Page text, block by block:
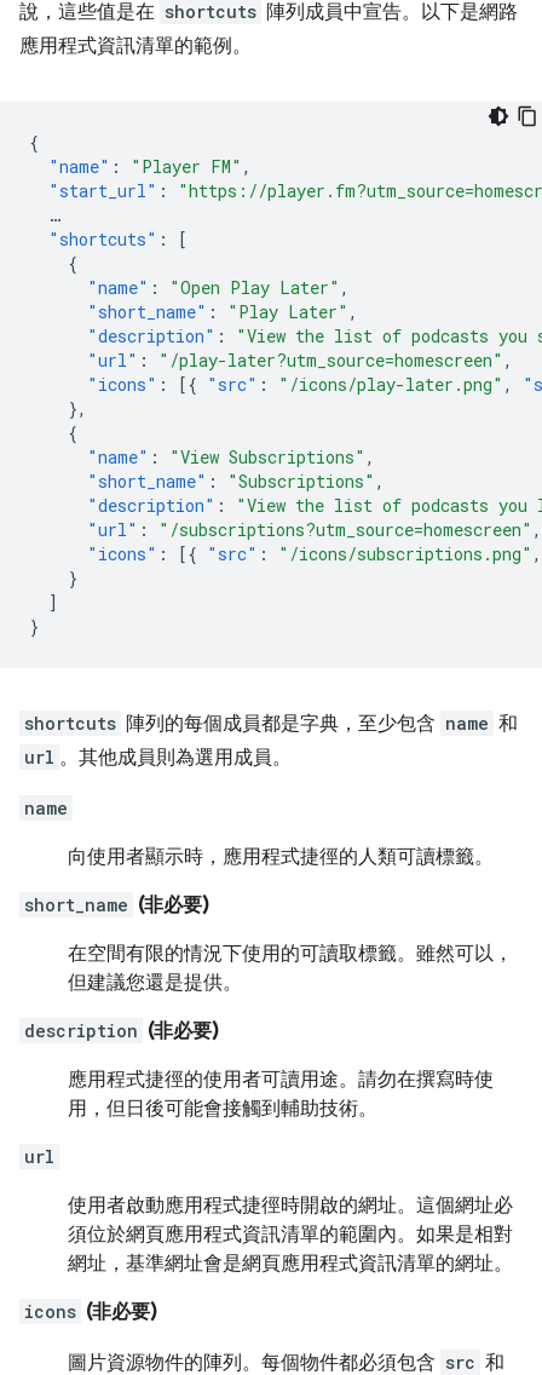
說，這些值是在 shortcuts 陣列成員中宣告。以下是網路
應用程式資訊清單的範例。
{
"name" : "Player FM" ,
"start_url" :
"https://
…
"shortcuts" :
[
{
"name" : "Open Play Later" ,
"short_name" : "Play Later" ,
"description" :
"View the list of podcasts you
"url" : "/play-later?utm_source=homescreen" ,
"icons" : [{ "src" : "/icons/play-later.png" ,
},
{
"name" : "View Subscriptions" ,
"short_name" : "Subscriptions" ,
"description" :
"View the list of podcasts
"url" : "/subscriptions?utm_source=homescreen" ,
"icons" : [{ "src" : "/icons/subscriptions.png" ,
}
]
}
shortcuts 陣列的每個成員都是字典，至少包含 name 和
url 。其他成員則為選用成員。
name
向使用者顯示時，應用程式捷徑的人類可讀標籤。
short_name (非必要)
在空間有限的情況下使用的可讀取標籤。雖然可以，
但建議您還是提供。
description (非必要)
應用程式捷徑的使用者可讀用途。請勿在撰寫時使
用，但日後可能會接觸到輔助技術。
url
使用者啟動應用程式捷徑時開啟的網址。這個網址必
須位於網頁應用程式資訊清單的範圍內。如果是相對
網址，基準網址會是網頁應用程式資訊清單的網址。
icons (非必要)
圖片資源物件的陣列。每個物件都必須包含 src 和